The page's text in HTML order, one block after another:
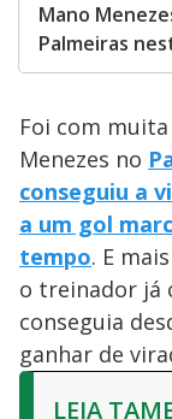
Mano
Palmeiras
Foi com
Menezes no
conseguiu a
a um gol
tempo. E
o treinador já
conseguia
ganhar de
LEIA